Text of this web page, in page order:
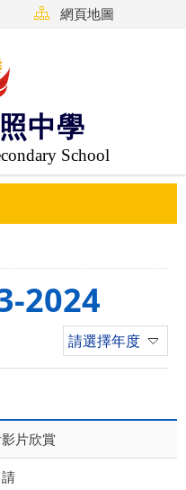
中學
School
網頁地圖
2024
請選擇年度
片欣賞